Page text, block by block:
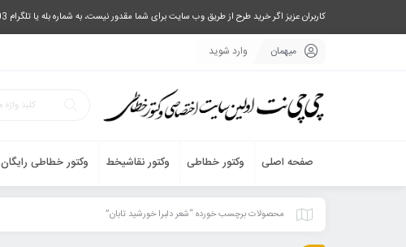
کاربران عزیز اگر خرید طرح از طریق وب سایت برای شما مقدور نیست، به شماره بله یا تلگرام 09033063003 پیام بفرستید، یا تماس بگیرید و طرح مورد نظر خود را دریافت نمایید.
میهمان وارد شوید
صفحه اصلی وکتور خطاطی وکتور نقاشیخط وکتور خطاطی رایگان
محصولات برچسب خورده “شعر دلبرا خورشید تابان”